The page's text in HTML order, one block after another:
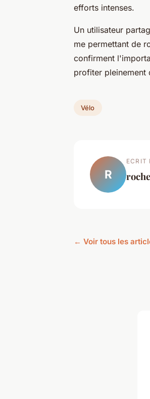
efforts intenses.
Un utilisateur
me permettant de
confirment
profiter pleinement
Vélo
R
ECRIT
← Voir tous les